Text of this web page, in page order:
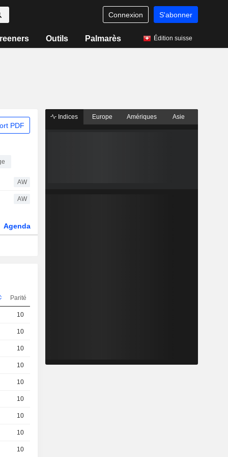
Connexion S'abonner
Outils Palmarès Édition suisse
PDF
AW
AW
Agenda
Parité
10
10
10
10 1,710EUR
10
10
10
10
10
Indices Europe Amériques Asie